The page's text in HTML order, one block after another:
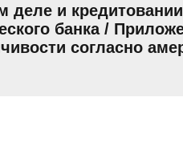
деле и кредитовании
банка/
согласно